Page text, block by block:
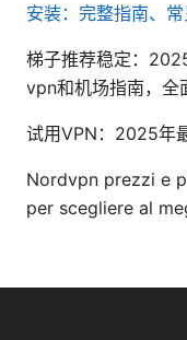
安装：完整指南、
梯子推荐稳定：
vpn和机场指南，全
试用VPN：2025年
Nordvpn prezzi e
per scegliere al